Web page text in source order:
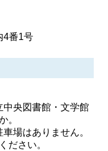
4番1号
中央図書館・文学館
。
場はありません。
ださい。